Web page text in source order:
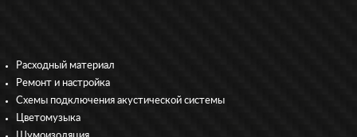
Расходный материал
Ремонт и настройка
Схемы подключения акустической системы
Цветомузыка